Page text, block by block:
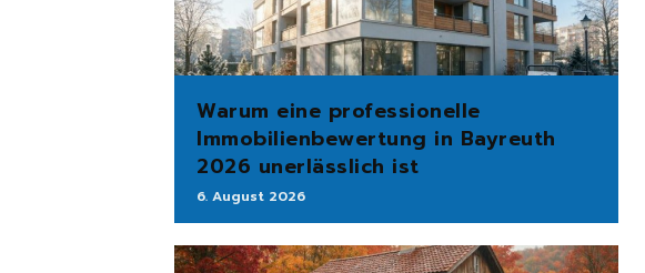
Warum eine professionelle
Immobilienbewertung in Bayreuth
2026 unerlässlich ist
6. August 2026